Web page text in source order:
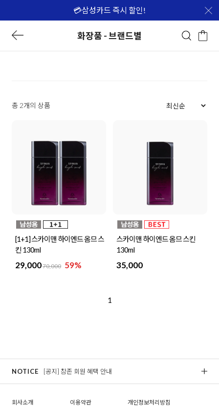
💳삼성카드 즉시 할인!
화장품 - 브랜드별
총 2개의 상품
[1+1] 스카이맨 하이엔드 옴므 스
킨 130ml
29,00070,000 59%
스카이맨 하이엔드 옴므 스킨
130ml
35,000
1
NOTICE [공지] 참존 회원 혜택 안내
회사소개 이용약관 개인정보처리방침